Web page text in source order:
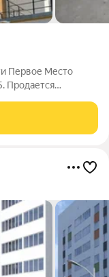
Первое Место
Продается
по семейной